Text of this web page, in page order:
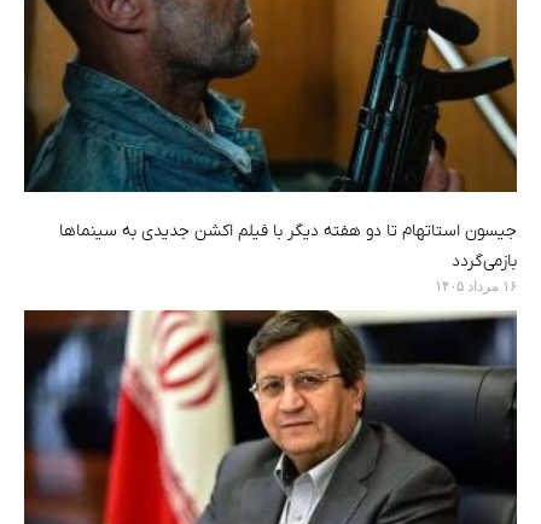
جیسون استاتهام تا دو هفته دیگر با فیلم اکشن جدیدی به سینماها
بازمی‌گردد
۱۶ مرداد ۱۴۰۵